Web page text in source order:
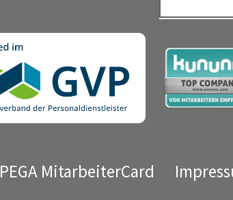
PEGA MitarbeiterCard